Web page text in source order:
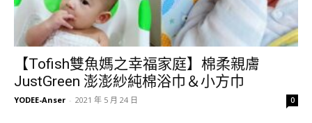
【Tofish雙魚媽之幸福家庭】棉柔親膚
JustGreen 澎澎紗純棉浴巾＆小方巾
YODEE-Anser - 2021 年 5 月 24 日 0